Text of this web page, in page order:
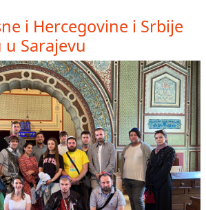
i Hercegovine i Srbije
Sarajevu